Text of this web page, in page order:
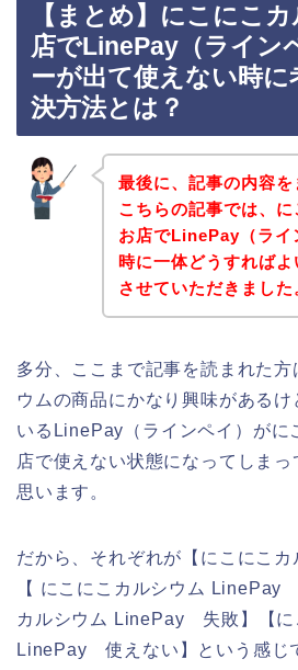
【まとめ】にこにこ
店でLinePay（ライン
ーが出て使えない時
決方法とは？
最後に、記事の内容を
こちらの記事では、
お店でLinePay（ライ
時に一体どうすれば
させていただきました
多分、ここまで記事を読まれた
ウムの商品にかなり興味があるけ
いるLinePay（ラインペイ）がに
店で使えない状態になってしまっ
思います。
だから、それぞれが【にこにこカ
【 にこにこカルシウム LinePay
カルシウム LinePay 失敗】【に
LinePay 使えない】という感じ